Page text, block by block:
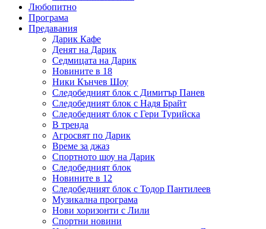
Любопитно
Програма
Предавания
Дарик Кафе
Денят на Дарик
Седмицата на Дарик
Новините в 18
Ники Кънчев Шоу
Следобедният блок с Димитър Панев
Следобедният блок с Надя Брайт
Следобедният блок с Гери Турийска
В тренда
Агросвят по Дарик
Време за джаз
Спортното шоу на Дарик
Следобедният блок
Новините в 12
Следобедният блок с Тодор Пантилеев
Музикална програма
Нови хоризонти с Лили
Спортни новини